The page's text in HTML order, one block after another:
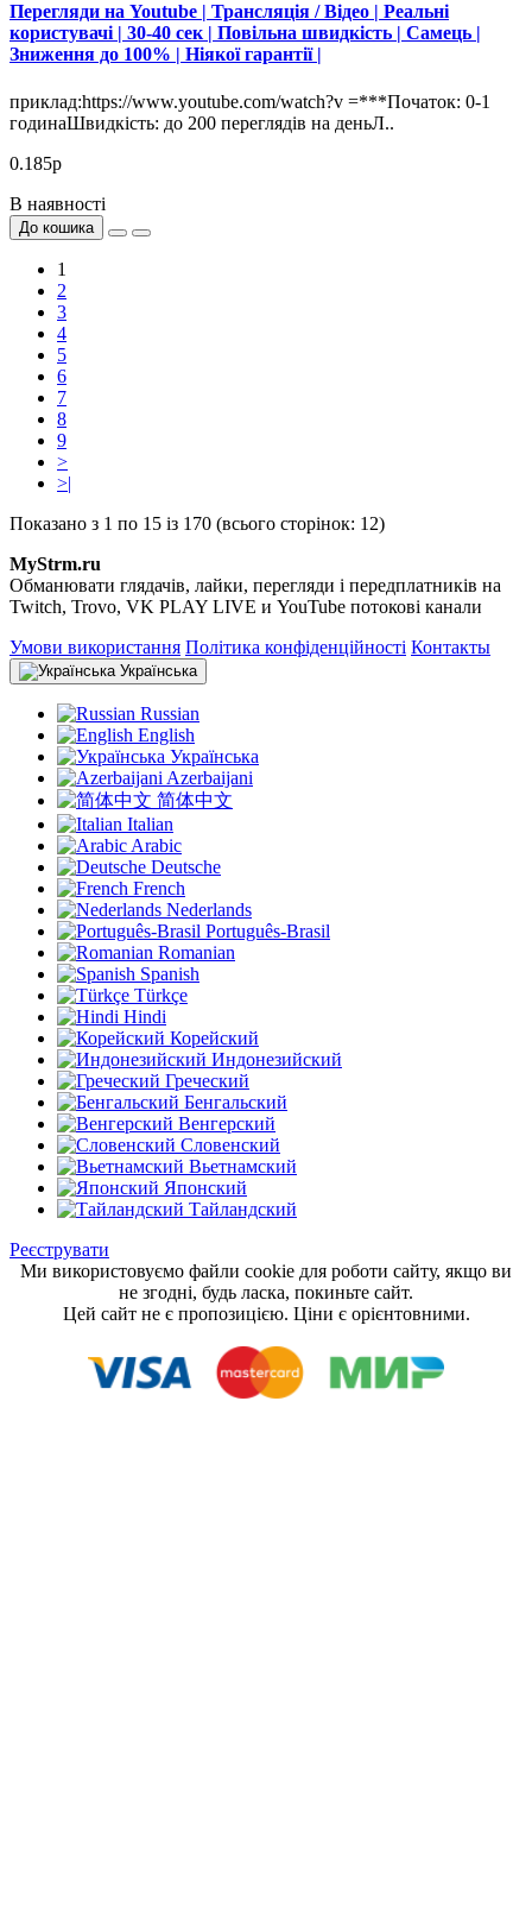
Перегляди на Youtube | Трансляція / Відео | Реальні
користувачі | 30-40 сек | Повільна швидкість | Самець |
Зниження до 100% | Ніякої гарантії |
приклад:https://www.youtube.com/watch?v =***Початок: 0-1
годинаШвидкість: до 200 переглядів на деньЛ..
0.185р
В наявності
До кошика
1
2
3
4
5
6
7
8
9
>
>|
Показано з 1 по 15 із 170 (всього сторінок: 12)
MyStrm.ru
Обманювати глядачів, лайки, перегляди і передплатників на
Twitch, Trovo, VK PLAY LIVE и YouTube потокові канали
Умови використання Політика конфіденційності Контакты
Українська
Russian
English
Українська
Azerbaijani
简体中文
Italian
Arabic
Deutsche
French
Nederlands
Português-Brasil
Romanian
Spanish
Türkçe
Hindi
Корейский
Индонезийский
Греческий
Бенгальский
Венгерский
Словенский
Вьетнамский
Японский
Тайландский
Реєструвати
Ми використовуємо файли cookie для роботи сайту, якщо ви
не згодні, будь ласка, покиньте сайт.
Цей сайт не є пропозицією. Ціни є орієнтовними.